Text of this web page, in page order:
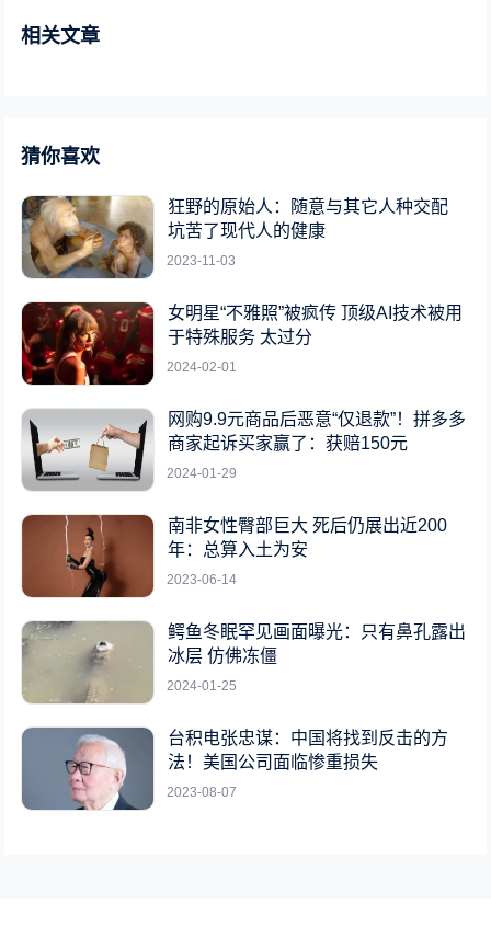
相关文章
猜你喜欢
狂野的原始人：随意与其它人种交配
坑苦了现代人的健康
2023-11-03
女明星“不雅照”被疯传 顶级AI技术被用
于特殊服务 太过分
2024-02-01
网购9.9元商品后恶意“仅退款”！拼多多
商家起诉买家赢了：获赔150元
2024-01-29
南非女性臀部巨大 死后仍展出近200
年：总算入土为安
2023-06-14
鳄鱼冬眠罕见画面曝光：只有鼻孔露出
冰层 仿佛冻僵
2024-01-25
台积电张忠谋：中国将找到反击的方
法！美国公司面临惨重损失
2023-08-07